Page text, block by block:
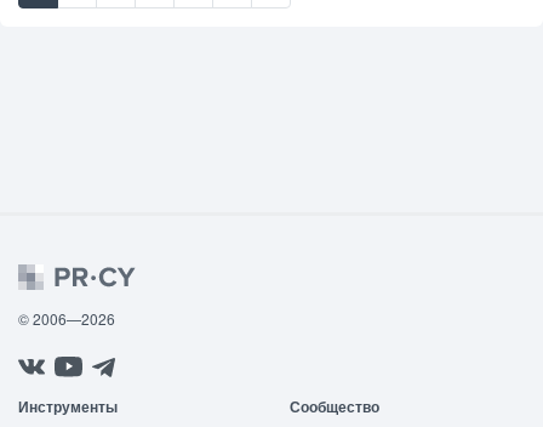
© 2006—2026
Инструменты Сообщество